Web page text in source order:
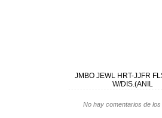
JMBO JEWL HRT-JJFR
W/DIS.(ANIL
No hay comentarios de los